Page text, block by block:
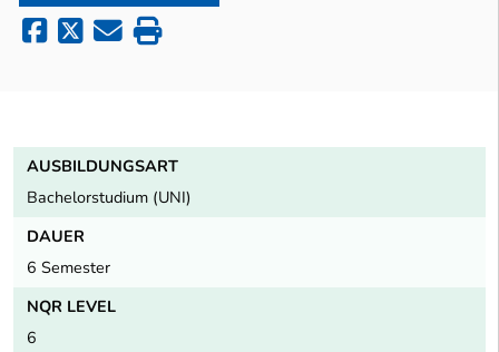
AUSBILDUNGSART
Bachelorstudium (UNI)
DAUER
6 Semester
NQR LEVEL
6